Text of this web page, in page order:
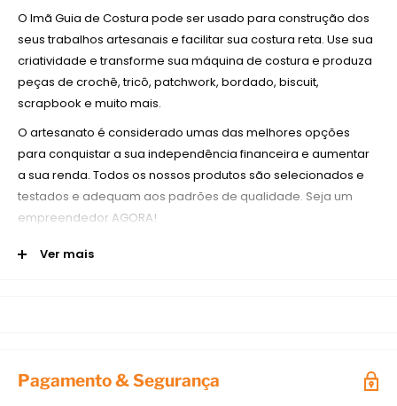
O Imã Guia de Costura pode ser usado para construção dos
seus trabalhos artesanais e facilitar sua costura reta. Use sua
criatividade e transforme sua máquina de costura e produza
peças de crochê, tricô, patchwork, bordado, biscuit,
scrapbook e muito mais.
O artesanato é considerado umas das melhores opções
para conquistar a sua independência financeira e aumentar
a sua renda. Todos os nossos produtos são selecionados e
testados e adequam aos padrões de qualidade. Seja um
empreendedor AGORA!
Detalhes técnicos do Guia do Imã Guia de Costura
A costura é uma arte, e as sapatilhas liberam o artista dentro
Ver mais
Pagamento & Segurança